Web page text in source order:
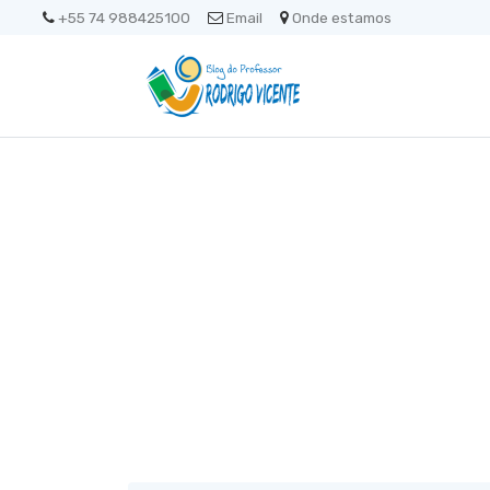
+55 74 988425100 Email Onde estamos